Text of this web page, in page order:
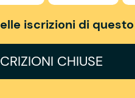
iscrizioni di
CHIUSE